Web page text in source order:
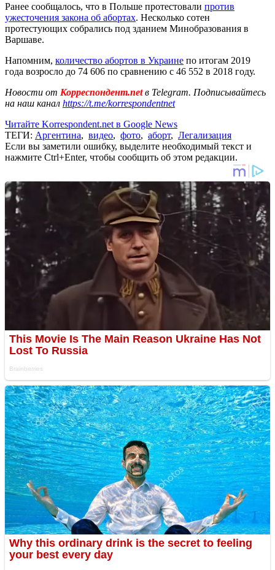
Ранее сообщалось, что в Польше протестовали против
ужесточения закона об абортах. Несколько сотен
протестующих собрались под зданием Минобразования в
Варшаве.
Напомним, количество абортов в Украине по итогам 2019
года возросло до 74 606 по сравнению с 46 552 в 2018 году.
Новости от Корреспондент.netв Telegram. Подписывайтесь
на наш канал https://t.me/korrespondentnet
Читайте Korrespondent.net в Google News
ТЕГИ: Аргентина, видео, фото, аборт, Легализация
Если вы заметили ошибку, выделите необходимый текст и
нажмите Ctrl+Enter, чтобы сообщить об этом редакции.